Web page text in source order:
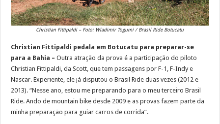
Christian Fittipaldi – Foto: Wladimir Togumi / Brasil Ride Botucatu
Christian Fittipaldi pedala em Botucatu para preparar-se
para a Bahia – Outra atração da prova é a participação do piloto
Christian Fittipaldi, da Scott, que tem passagens por F-1, F-Indy e
Nascar. Experiente, ele já disputou o Brasil Ride duas vezes (2012 e
2013). “Nesse ano, estou me preparando para o meu terceiro Brasil
Ride. Ando de mountain bike desde 2009 e as provas fazem parte da
minha preparação para guiar carros de corrida”.